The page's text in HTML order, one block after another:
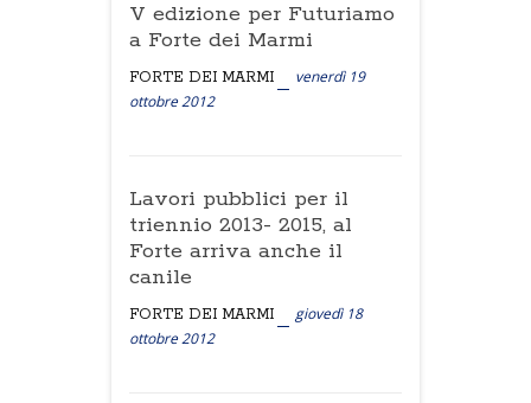
V edizione per Futuriamo
a Forte dei Marmi
FORTE DEI MARMI
venerdì 19
ottobre 2012
Lavori pubblici per il
triennio 2013- 2015, al
Forte arriva anche il
canile
FORTE DEI MARMI
giovedì 18
ottobre 2012